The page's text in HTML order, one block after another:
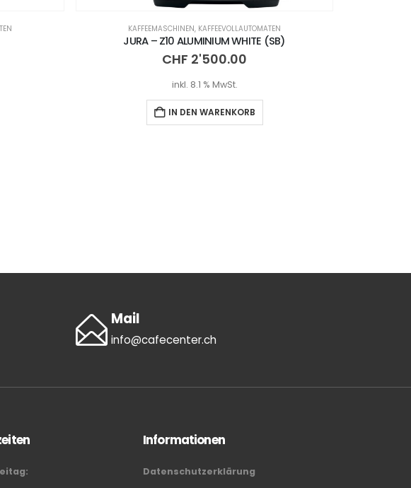
KAFFEEMASCHINEN, KAFFEEVOLLAUTOMATEN
JURA – Z10 ALUMINIUM WHITE (SB)
CHF 2'500.00
inkl. 8.1 % MwSt.
IN DEN WARENKORB
Mail
info@cafecenter.ch
Informationen
Datenschutzerklärung